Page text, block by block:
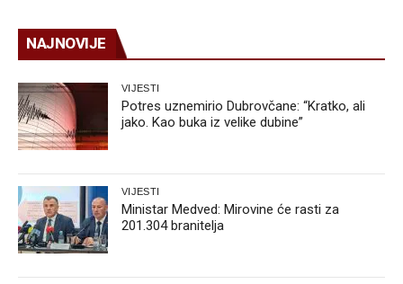
NAJNOVIJE
VIJESTI
Potres uznemirio Dubrovčane: “Kratko, ali
jako. Kao buka iz velike dubine”
VIJESTI
Ministar Medved: Mirovine će rasti za
201.304 branitelja